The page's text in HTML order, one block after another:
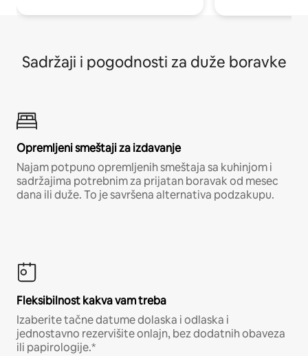
Sadržaji i pogodnosti za duže boravke
Opremljeni smeštaji za izdavanje
Najam potpuno opremljenih smeštaja sa kuhinjom i
sadržajima potrebnim za prijatan boravak od mesec
dana ili duže. To je savršena alternativa podzakupu.
Fleksibilnost kakva vam treba
Izaberite tačne datume dolaska i odlaska i
jednostavno rezervišite onlajn, bez dodatnih obaveza
ili papirologije.*